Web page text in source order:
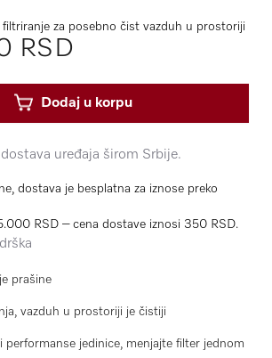
filtriranje za posebno čist vazduh u prostoriji
RSD
Dodaj u korpu
uređaja širom Srbije.
dostava je besplatna za iznose preko
RSD – cena dostave iznosi 350 RSD.
prašine
vazduh u prostoriji je čistiji
performanse jedinice, menjajte filter jednom